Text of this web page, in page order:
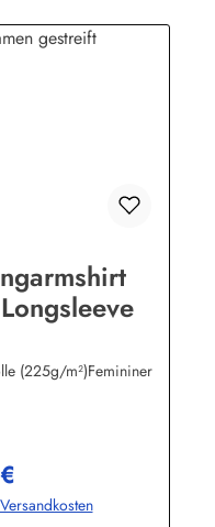
(225g/m²)Femininer